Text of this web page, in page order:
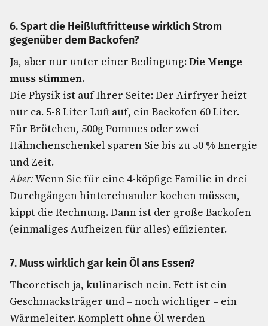
6. Spart die Heißluftfritteuse wirklich Strom
gegenüber dem Backofen?
Ja, aber nur unter einer Bedingung:Die Menge
muss stimmen.
Die Physik ist auf Ihrer Seite: Der Airfryer heizt
nur ca. 5-8 Liter Luft auf, ein Backofen 60 Liter.
Für Brötchen, 500g Pommes oder zwei
Hähnchenschenkel sparen Sie bis zu 50 % Energie
und Zeit.
Aber:Wenn Sie für eine 4-köpfige Familie in drei
Durchgängen hintereinander kochen müssen,
kippt die Rechnung. Dann ist der große Backofen
(einmaliges Aufheizen für alles) effizienter.
7. Muss wirklich gar kein Öl ans Essen?
Theoretisch ja, kulinarisch nein. Fett ist ein
Geschmacksträger und – noch wichtiger – ein
Wärmeleiter. Komplett ohne Öl werden